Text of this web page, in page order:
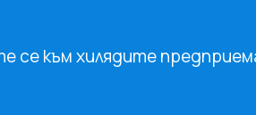
се към хилядите